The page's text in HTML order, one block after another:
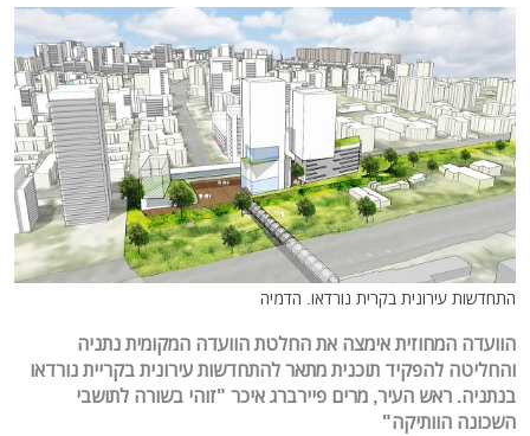
התחדשות עירונית בקרית נורדאו. הדמיה
הוועדה המחוזית אימצה את החלטת הוועדה המקומית נתניה
והחליטה להפקיד תוכנית מתאר להתחדשות עירונית בקריית נורדאו
בנתניה. ראש העיר, מרים פיירברג איכר "זוהי בשורה לתושבי
השכונה הוותיקה"